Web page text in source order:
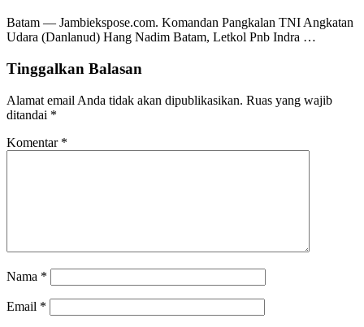
Batam — Jambiekspose.com. Komandan Pangkalan TNI Angkatan
Udara (Danlanud) Hang Nadim Batam, Letkol Pnb Indra …
Tinggalkan Balasan
Alamat email Anda tidak akan dipublikasikan. Ruas yang wajib
ditandai *
Komentar *
Nama *
Email *